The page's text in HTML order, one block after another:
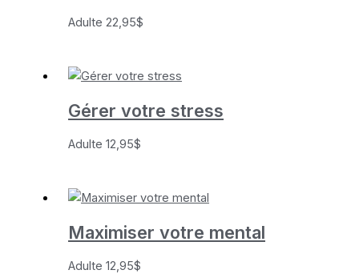
Adulte22,95$
Gérer votre stress
Adulte12,95$
Maximiser votre mental
Adulte12,95$